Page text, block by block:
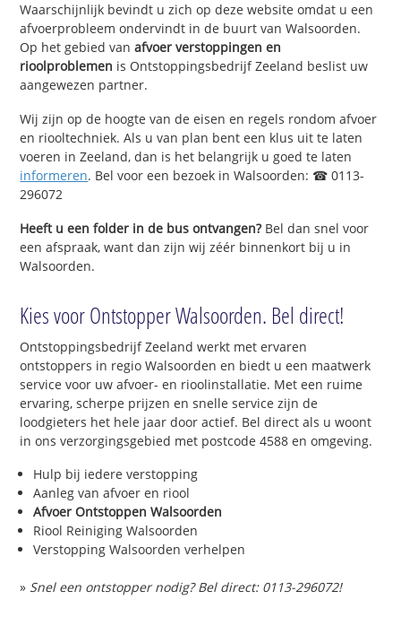
Waarschijnlijk bevindt u zich op deze website omdat u een
afvoerprobleem ondervindt in de buurt van Walsoorden.
Op het gebied vanafvoer verstoppingen en
rioolproblemen is Ontstoppingsbedrijf Zeeland beslist uw
aangewezen partner.
Wij zijn op de hoogte van de eisen en regels rondom afvoer
en riooltechniek. Als u van plan bent een klus uit te laten
voeren in Zeeland, dan is het belangrijk u goed te laten
informeren. Bel voor een bezoek in Walsoorden: ☎ 0113-
296072
Heeft u een folder in de bus ontvangen?Bel dan snel voor
een afspraak, want dan zijn wij zéér binnenkort bij u in
Walsoorden.
Kies voor Ontstopper Walsoorden. Bel direct!
Ontstoppingsbedrijf Zeeland werkt met ervaren
ontstoppers in regio Walsoorden en biedt u een maatwerk
service voor uw afvoer- en rioolinstallatie. Met een ruime
ervaring, scherpe prijzen en snelle service zijn de
loodgieters het hele jaar door actief. Bel direct als u woont
in ons verzorgingsgebied met postcode 4588 en omgeving.
Hulp bij iedere verstopping
Aanleg van afvoer en riool
Afvoer Ontstoppen Walsoorden
Riool Reiniging Walsoorden
Verstopping Walsoorden verhelpen
» Snel een ontstopper nodig? Bel direct: 0113-296072!